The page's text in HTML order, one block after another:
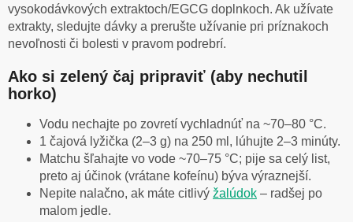
vysokodávkových extraktoch/EGCG doplnkoch. Ak užívate
extrakty, sledujte dávky a prerušte užívanie pri príznakoch
nevoľnosti či bolesti v pravom podrebrí.
Ako si zelený čaj pripraviť (aby nechutil
horko)
Vodu nechajte po zovretí vychladnúť na ~70–80 °C.
1 čajová lyžička (2–3 g) na 250 ml, lúhujte 2–3 minúty.
Matchu šľahajte vo vode ~70–75 °C; pije sa celý list,
preto aj účinok (vrátane kofeínu) býva výraznejší.
Nepite nalačno, ak máte citlivý žalúdok – radšej po
malom jedle.